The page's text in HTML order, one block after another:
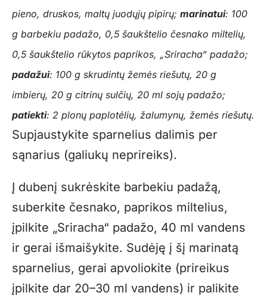
pieno, druskos, maltų juodųjų pipirų; marinatui: 100
g barbekiu padažo, 0,5 šaukštelio česnako miltelių,
0,5 šaukštelio rūkytos paprikos, „Sriracha“ padažo;
padažui: 100 g skrudintų žemės riešutų, 20 g
imbierų, 20 g citrinų sulčių, 20 ml sojų padažo;
patiekti: 2 plonų paplotėlių, žalumynų, žemės riešutų.
Supjaustykite sparnelius dalimis per
sąnarius (galiukų neprireiks).
Į dubenį sukrėskite barbekiu padažą,
suberkite česnako, paprikos miltelius,
įpilkite „Sriracha“ padažo, 40 ml vandens
ir gerai išmaišykite. Sudėję į šį marinatą
sparnelius, gerai apvoliokite (prireikus
įpilkite dar 20–30 ml vandens) ir palikite